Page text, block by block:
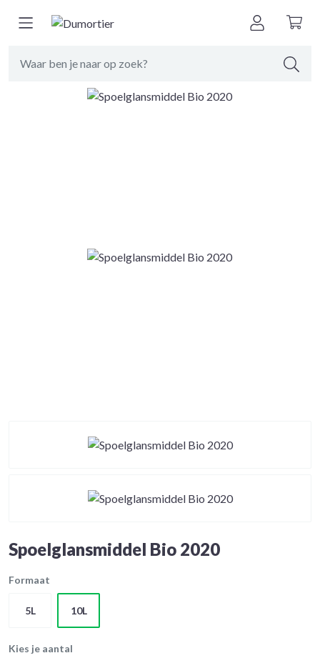
Terug naar vaatwasproducten
Spoelglansmiddel Bio 2020
Formaat
5L 10L
Kies je aantal